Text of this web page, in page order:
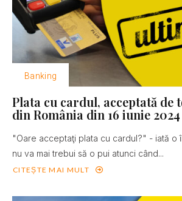
Banking
Plata cu cardul, acceptată de
din România din 16 iunie 2024
"Oare acceptaţi plata cu cardul?" - iată o
nu va mai trebui să o pui atunci când...
CITEȘTE MAI MULT